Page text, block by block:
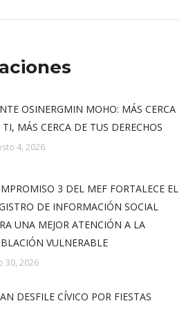
OSINERGMIN MOHO: MÁS CERCA
TI, MÁS CERCA DE TUS DERECHOS
4, 2026
3 DEL MEF FORTALECE EL
DE INFORMACIÓN SOCIAL
UNA MEJOR ATENCIÓN A LA
VULNERABLE
30, 2026
DESFILE CÍVICO POR FIESTAS